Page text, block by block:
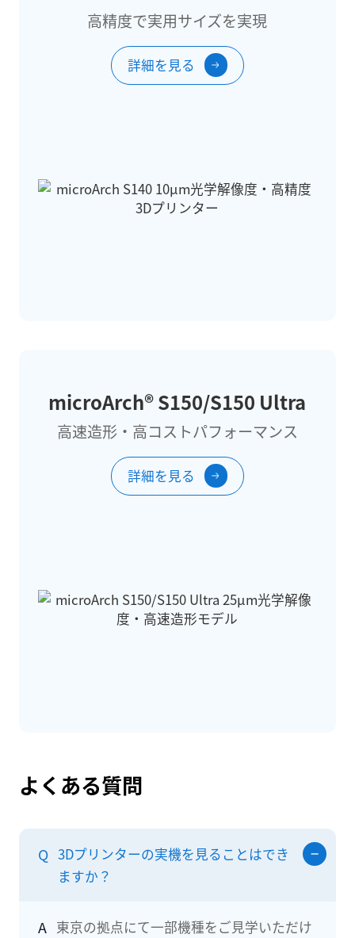
高精度で実用サイズを実現
詳細を見る
microArch® S150/S150 Ultra
高速造形・高コストパフォーマンス
詳細を見る
よくある質問
Q 3Dプリンターの実機を見ることはでき
ますか？
A 東京の拠点にて一部機種をご見学いただけ